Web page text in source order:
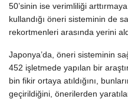
50’sinin ise verimliliği
kullandığı öneri sisteminin de
rekortmenleri arasında yerini
Japonya’da, öneri sisteminin
452 işletmede yapılan bir
bin fikir ortaya atıldığını,
geçirildiğini, önerilerden